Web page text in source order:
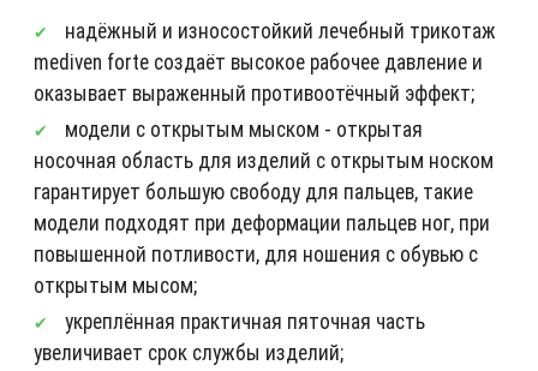
надёжный и износостойкий лечебный трикотаж
mediven forte создаёт высокое рабочее давление и
оказывает выраженный противоотёчный эффект;
модели с открытым мыском - открытая
носочная область для изделий с открытым носком
гарантирует большую свободу для пальцев, такие
модели подходят при деформации пальцев ног, при
повышенной потливости, для ношения с обувью с
открытым мысом;
укреплённая практичная пяточная часть
увеличивает срок службы изделий;